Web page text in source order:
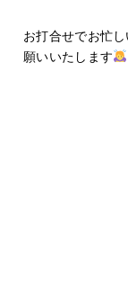
お打合せでお忙
願いいたします